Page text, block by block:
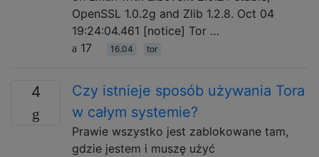
OpenSSL 1.0.2g and Zlib 1.2.8. Oct 04
19:24:04.461 [notice] Tor …
17
16.04 tor
4
Czy istnieje sposób używania Tora
w całym systemie?
Prawie wszystko jest zablokowane tam,
gdzie jestem i muszę użyć